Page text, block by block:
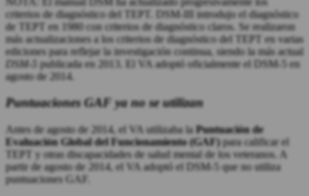
criterios de diagnóstico del TEPT. DSM-III introdujo el diagnóstico
de TEPT en 1980 con criterios de diagnóstico claros. Se realizaron
más actualizaciones a los criterios de diagnóstico del TEPT en varias
ediciones para reflejar la investigación continua, siendo la más actual
DSM-5
publicada en 2013. El VA adoptó oficialmente el DSM-5 en
agosto de 2014.
Puntuaciones GAF ya no se utilizan
Antes de agosto de 2014, el VA utilizaba la Puntuación de
Evaluación Global del Funcionamiento (GAF)para calificar el
TEPT y otras discapacidades de salud mental de los veteranos. A
partir de agosto de 2014, el VA adoptó el DSM-5 que no utiliza
puntuaciones GAF.